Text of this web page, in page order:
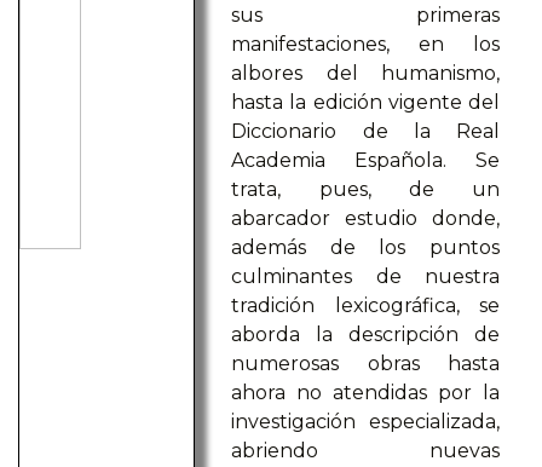
sus primeras
manifestaciones, en los
albores del humanismo,
hasta la edición vigente del
Diccionario de la Real
Academia Española. Se
trata, pues, de un
abarcador estudio donde,
además de los puntos
culminantes de nuestra
tradición lexicográfica, se
aborda la descripción de
numerosas obras hasta
ahora no atendidas por la
investigación especializada,
abriendo nuevas